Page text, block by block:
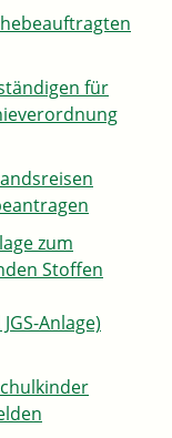
für
zum
Stoffen
Anlage)